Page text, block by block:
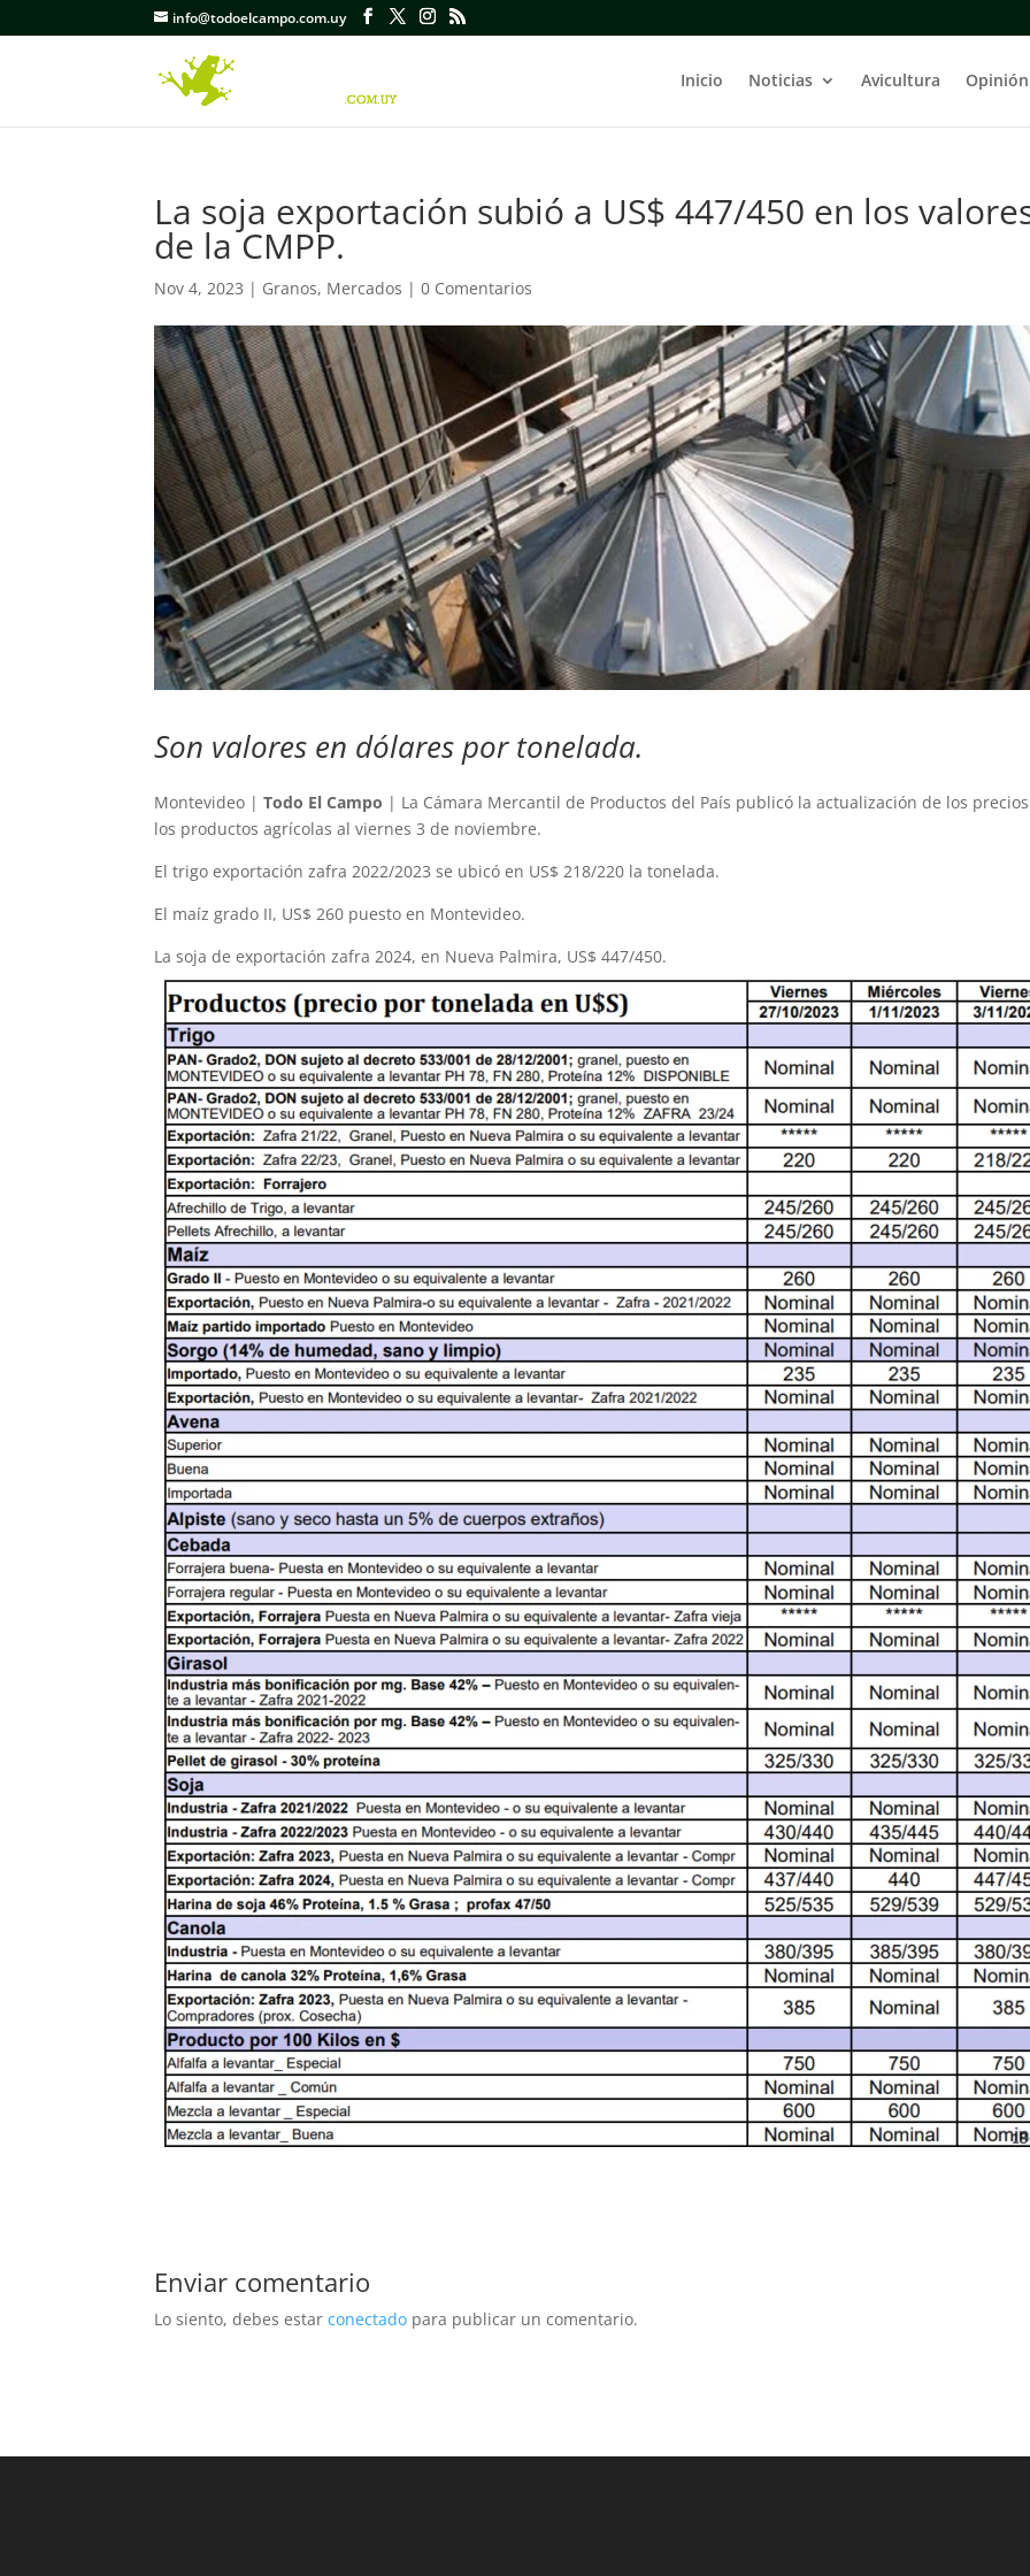
info@todoelcampo.com.uy
Inicio Noticias Avicultura Opinión
La soja exportación subió a US$ 447/450 en los
de la CMPP.
Nov 4, 2023 | Granos, Mercados |0 Comentarios
Son valores en dólares por tonelada.
Montevideo |Todo El Campo | La Cámara Mercantil de Productos del País publicó la actualización de los
los productos agrícolas al viernes 3 de noviembre.
El trigo exportación zafra 2022/2023 se ubicó en US$ 218/220 la tonelada.
El maíz grado II, US$ 260 puesto en Montevideo.
La soja de exportación zafra 2024, en Nueva Palmira, US$ 447/450.
Enviar comentario
Lo siento, debes estarconectado para publicar un comentario.